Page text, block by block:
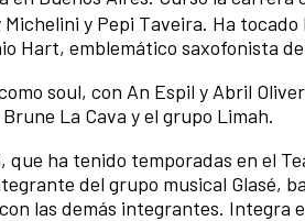
y Pepi Taveira. Ha
Hart, emblemático saxofonista
soul, con An Espil y Abril
La Cava y el grupo Limah.
ha tenido temporadas en el
del grupo musical Glasé,
las demás integrantes. Integra